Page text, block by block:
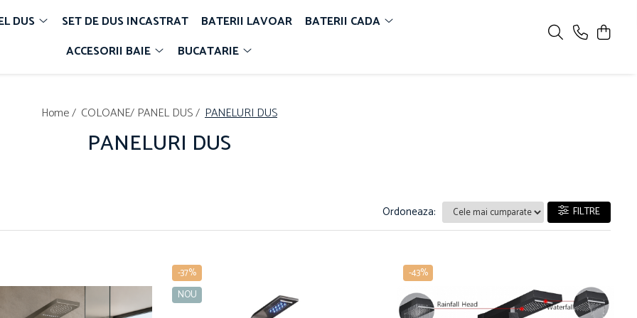
DUS SET DE DUS INCASTRAT BATERII LAVOAR
BATERII CADA
ACCESORII BAIE
BUCATARIE
Home / COLOANE/ PANEL DUS / PANELURI DUS
PANELURI DUS
FILTRE
Ordoneaza:
-37%
NOU
-43%